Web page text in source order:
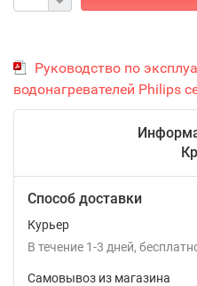
Руководство по
водонагревателей Philips
Способ доставки
Курьер
В течение 1-3 дней
Самовывоз из магазина